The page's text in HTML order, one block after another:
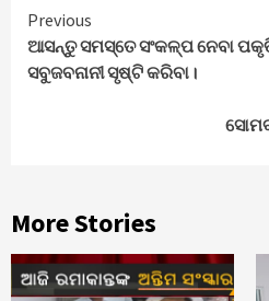
Continue
Reading
Previous
ଆସନ୍ତୁ ସମସ୍ତେ ସଂକଳ୍ପ ନେବା
ସବୁଜବନାନୀ ସୃଷ୍ଟି କରିବା।
More Stories